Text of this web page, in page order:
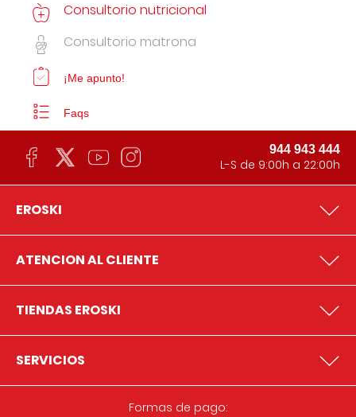
Consultorio nutricional
Consultorio matrona
¡Me apunto!
Faqs
944 943 444
L-S de 9:00h a 22:00h
EROSKI
ATENCION AL CLIENTE
TIENDAS EROSKI
SERVICIOS
Formas de pago: